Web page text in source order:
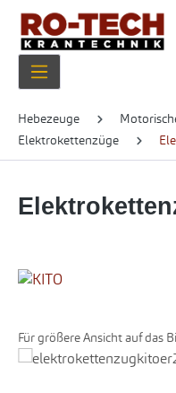
Zum Hauptinhalt springen
Hebezeuge
Elektrokettenzüge
Für größere Ansicht auf das
Bildergalerie